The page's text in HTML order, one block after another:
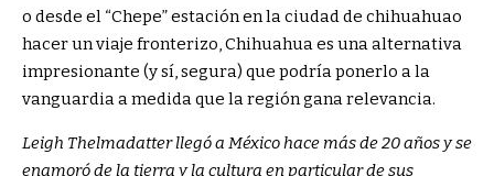
o desde el “Chepe”estación en la ciudad de chihuahuao
hacer un viaje fronterizo, Chihuahua es una alternativa
impresionante (y sí, segura) que podría ponerlo a la
vanguardia a medida que la región gana relevancia.
Leigh Thelmadatter llegó a México hace más de 20 años y se
enamoró de la tierra y la cultura en particular de sus